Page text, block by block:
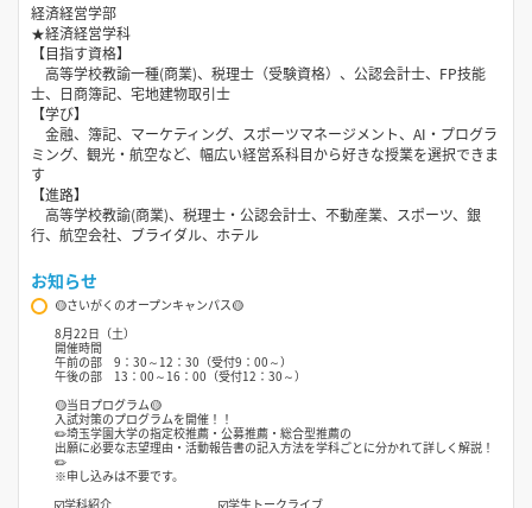
経済経営学部
★経済経営学科
【目指す資格】
高等学校教諭一種(商業)、税理士（受験資格）、公認会計士、FP技能
士、日商簿記、宅地建物取引士
【学び】
金融、簿記、マーケティング、スポーツマネージメント、AI・プログラ
ミング、観光・航空など、幅広い経営系科目から好きな授業を選択できま
す
【進路】
高等学校教諭(商業)、税理士・公認会計士、不動産業、スポーツ、銀
行、航空会社、ブライダル、ホテル
お知らせ
🟡さいがくのオープンキャンパス🟡
8月22日（土）
開催時間
午前の部 9：30～12：30（受付9：00～）
午後の部 13：00～16：00（受付12：30～）
🟡当日プログラム🟡
入試対策のプログラムを開催！！
✏️埼玉学園大学の指定校推薦・公募推薦・総合型推薦の
出願に必要な志望理由・活動報告書の記入方法を学科ごとに分かれて詳しく解説！
✏️
※申し込みは不要です。
☑️学科紹介 ☑️学生トークライブ